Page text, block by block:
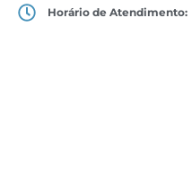
Horário de Atendimento: